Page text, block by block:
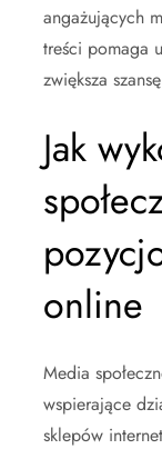
angażujących
treści pomaga
zwiększa
Jak
online
Media
wspierające
sklepów